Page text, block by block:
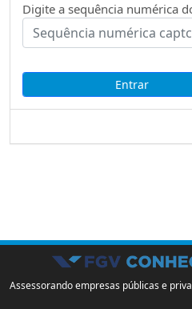
Digite a sequência numérica
Assessorando empresas públicas e